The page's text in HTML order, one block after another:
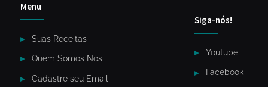
Menu
Suas Receitas
Quem Somos Nós
Cadastre seu Email
Siga-nós!
Youtube
Facebook